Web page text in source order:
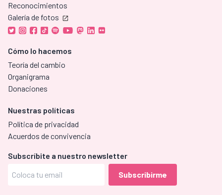
Reconocimientos
Galería de fotos
Cómo lo hacemos
Teoría del cambio
Organigrama
Donaciones
Nuestras políticas
Política de privacidad
Acuerdos de convivencia
Subscríbite a nuestro newsletter